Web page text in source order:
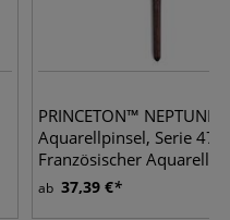
PRINCETON™ NEPTUNE®
Aquarellpinsel, Serie
Französischer
ab 37,39 €